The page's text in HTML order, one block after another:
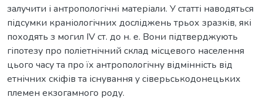
залучити і антропологічні матеріали. У статті наводяться
підсумки краніологічних досліджень трьох зразків, які
походять з могил IV ст. до н. е. Вони підтверджують
гіпотезу про поліетнічний склад місцевого населення
цього часу та про їх антропологічну відмінність від
етнічних скіфів та існування у сіверьськодонецьких
племен екзогамного роду.